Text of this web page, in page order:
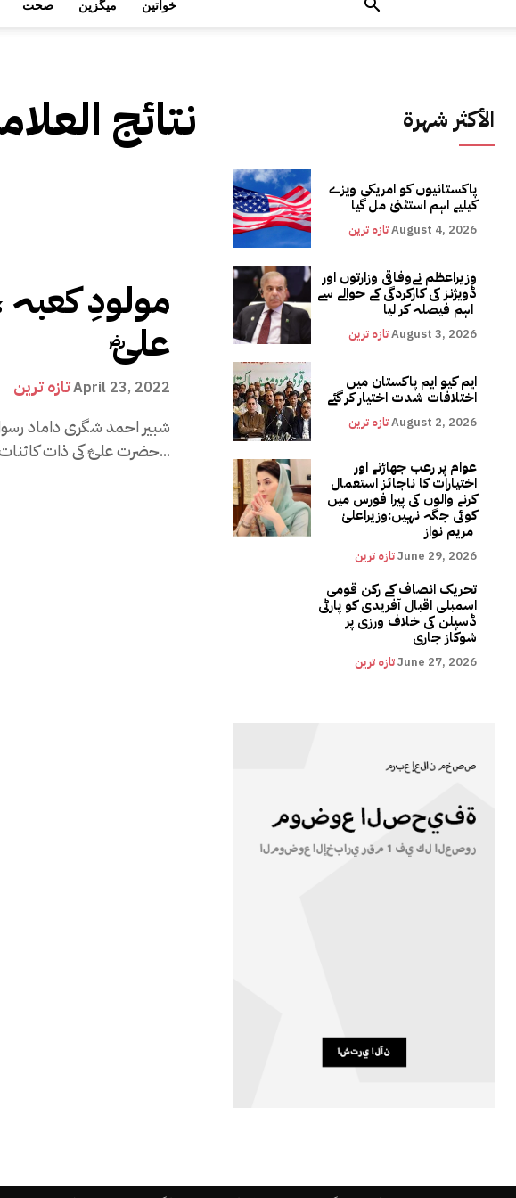
صحت میگزین خواتین
نتائج
مولودِ
علیؓ
تازہ ترینApril 23, 2022
شبیر احمد شگری داماد
حضرت علیؓ کی ذات کائنات میں وہ واحد ہستی ہیں جن کی...
الأكثر شهرة
پاکستانیوں کو امریکی ویزے
کیلیے اہم استثنیٰ مل گیا
تازہ ترینAugust 4, 2026
وزیراعظم نےوفاقی وزارتوں اور
ڈویژنز کی کارکردگی کے حوالے سے
تازہ ترینAugust 3, 2026
ایم کیو ایم پاکستان میں
اختلافات شدت اختیار کر گئے
تازہ ترینAugust 2, 2026
عوام پر رعب جھاڑنے اور
اختیارات کا ناجائز استعمال
کرنے والوں کی پیرا فورس میں
کوئی جگہ نہیں:وزیراعلیٰ
تازہ ترینJune 29, 2026
تحریک انصاف کے رکن قومی
اسمبلی اقبال آفریدی کو پارٹی
ڈسپلن کی خلاف ورزی پر
شوکاز جاری
تازہ ترینJune 27, 2026